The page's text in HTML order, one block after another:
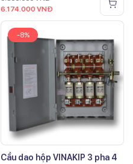
6.174.000 VNĐ
-8%
Cầu dao hộp VINAKIP 3 pha 4